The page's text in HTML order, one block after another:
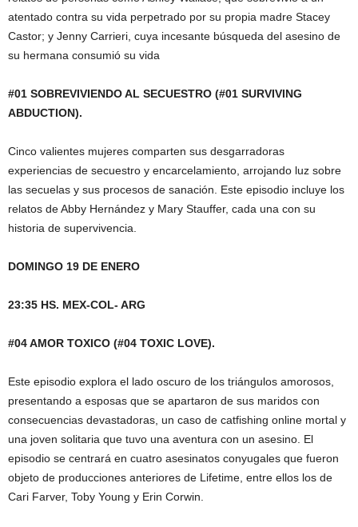
atentado contra su vida perpetrado por su propia madre Stacey
Castor; y Jenny Carrieri, cuya incesante búsqueda del asesino de
su hermana consumió su vida
#01 SOBREVIVIENDO AL SECUESTRO (#01 SURVIVING
ABDUCTION).
Cinco valientes mujeres comparten sus desgarradoras
experiencias de secuestro y encarcelamiento, arrojando luz sobre
las secuelas y sus procesos de sanación. Este episodio incluye los
relatos de Abby Hernández y Mary Stauffer, cada una con su
historia de supervivencia.
DOMINGO 19 DE ENERO
23:35 HS. MEX-COL- ARG
#04 AMOR TOXICO (#04 TOXIC LOVE).
Este episodio explora el lado oscuro de los triángulos amorosos,
presentando a esposas que se apartaron de sus maridos con
consecuencias devastadoras, un caso de catfishing online mortal y
una joven solitaria que tuvo una aventura con un asesino. El
episodio se centrará en cuatro asesinatos conyugales que fueron
objeto de producciones anteriores de Lifetime, entre ellos los de
Cari Farver, Toby Young y Erin Corwin.